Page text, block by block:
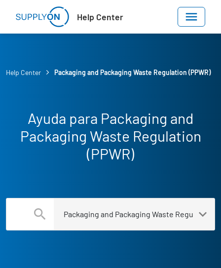
Skip to main content
Help Center
Help Center Packaging and Packaging Waste Regulation (PPWR)
Ayuda para Packaging and
Packaging Waste Regulation
(PPWR)